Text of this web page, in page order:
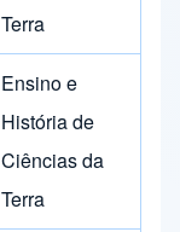
Terra
Ensino e
História de
Ciências da
Terra